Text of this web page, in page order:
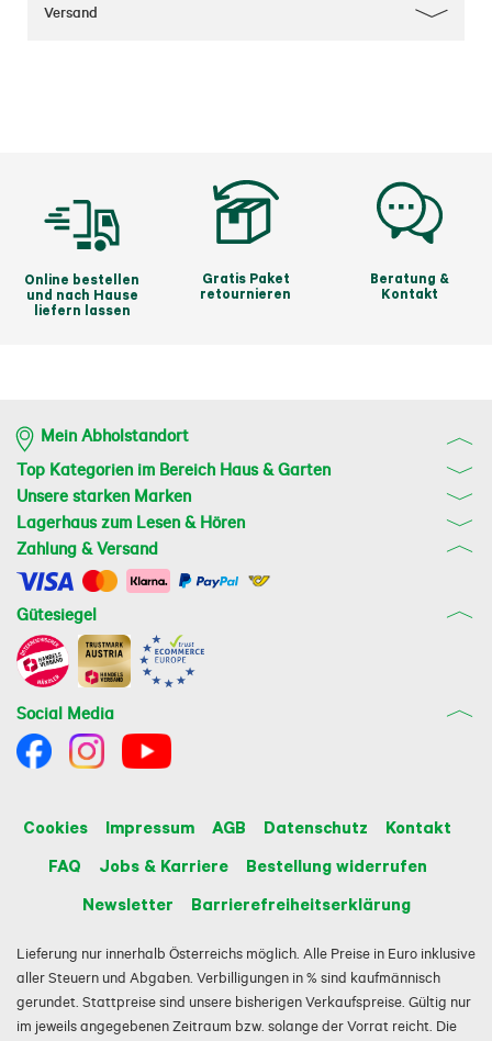
richtigen Gießzeitpunkt anzeigt.
Versand
Online bestellen
und nach Hause
liefern lassen
Gratis Paket
retournieren
Beratung &
Kontakt
Mein Abholstandort
Top Kategorien im Bereich Haus & Garten
Unsere starken Marken
Lagerhaus zum Lesen & Hören
Zahlung & Versand
Gütesiegel
Social Media
Cookies Impressum AGB Datenschutz
Kontakt
FAQ
Jobs & Karriere
Bestellung widerrufen
Newsletter
Barrierefreiheitserklärung
Lieferung nur innerhalb Österreichs möglich. Alle Preise in Euro inklusive
aller Steuern und Abgaben. Verbilligungen in % sind kaufmännisch
gerundet. Stattpreise sind unsere bisherigen Verkaufspreise. Gültig nur
im jeweils angegebenen Zeitraum bzw. solange der Vorrat reicht. Die